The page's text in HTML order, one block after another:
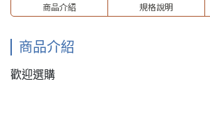
商品介紹 規格說明
商品介紹
歡迎選購